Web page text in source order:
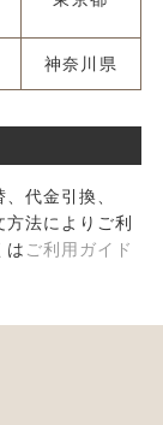
神奈川県
代金引換、
法によりご利
は ご利用ガイド